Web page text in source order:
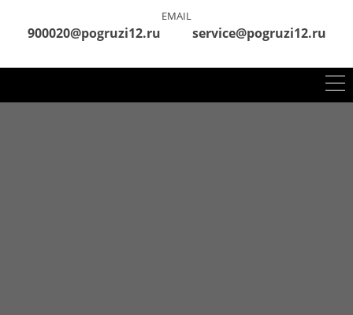
EMAIL
900020@pogruzi12.ru service@pogruzi12.ru